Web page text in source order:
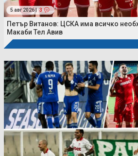
5 авг 2026 | 3
Петър Витанов: ЦСКА има всичко
Макаби Тел Авив